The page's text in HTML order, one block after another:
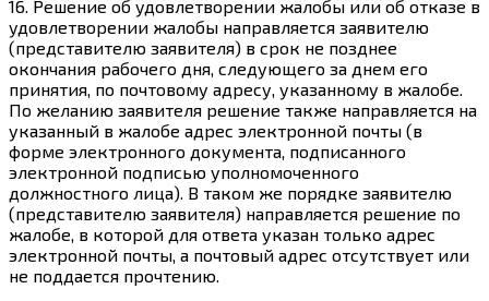
16. Решение об удовлетворении жалобы или об отказе в
удовлетворении жалобы направляется заявителю
(представителю заявителя) в срок не позднее
окончания рабочего дня, следующего за днем его
принятия, по почтовому адресу, указанному в жалобе.
По желанию заявителя решение также направляется на
указанный в жалобе адрес электронной почты (в
форме электронного документа, подписанного
электронной подписью уполномоченного
должностного лица). В таком же порядке заявителю
(представителю заявителя) направляется решение по
жалобе, в которой для ответа указан только адрес
электронной почты, а почтовый адрес отсутствует или
не поддается прочтению.